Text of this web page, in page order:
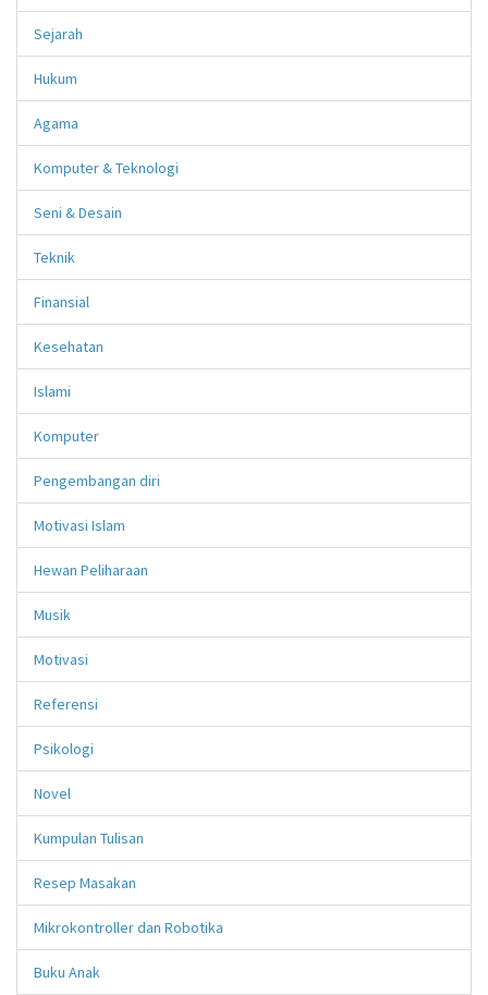
Sejarah
Hukum
Agama
Komputer & Teknologi
Seni & Desain
Teknik
Finansial
Kesehatan
Islami
Komputer
Pengembangan diri
Motivasi Islam
Hewan Peliharaan
Musik
Motivasi
Referensi
Psikologi
Novel
Kumpulan Tulisan
Resep Masakan
Mikrokontroller dan Robotika
Buku Anak